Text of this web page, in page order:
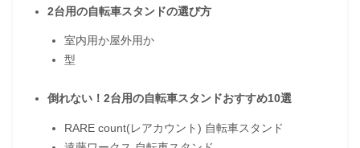
2台用の自転車スタンドの選び方
室内用か屋外用か
型
倒れない！2台用の自転車スタンドおすすめ10選
RARE count(レアカウント) 自転車スタンド